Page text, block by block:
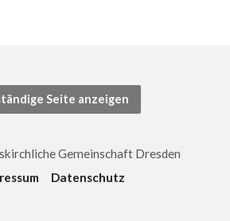
Seite anzeigen
Gemeinschaft Dresden
Datenschutz